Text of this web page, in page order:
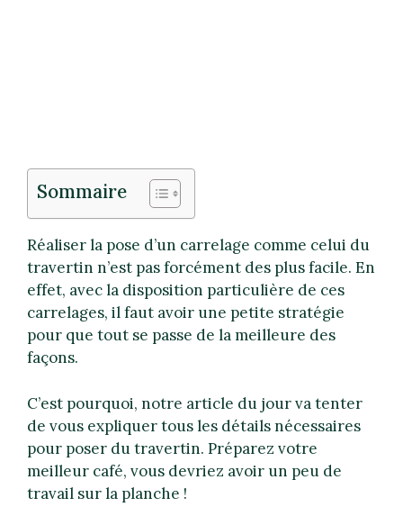
Sommaire
Réaliser la pose d’un carrelage comme celui du
travertin n’est pas forcément des plus facile. En
effet, avec la disposition particulière de ces
carrelages, il faut avoir une petite stratégie
pour que tout se passe de la meilleure des
façons.
C’est pourquoi, notre article du jour va tenter
de vous expliquer tous les détails nécessaires
pour poser du travertin. Préparez votre
meilleur café, vous devriez avoir un peu de
travail sur la planche !